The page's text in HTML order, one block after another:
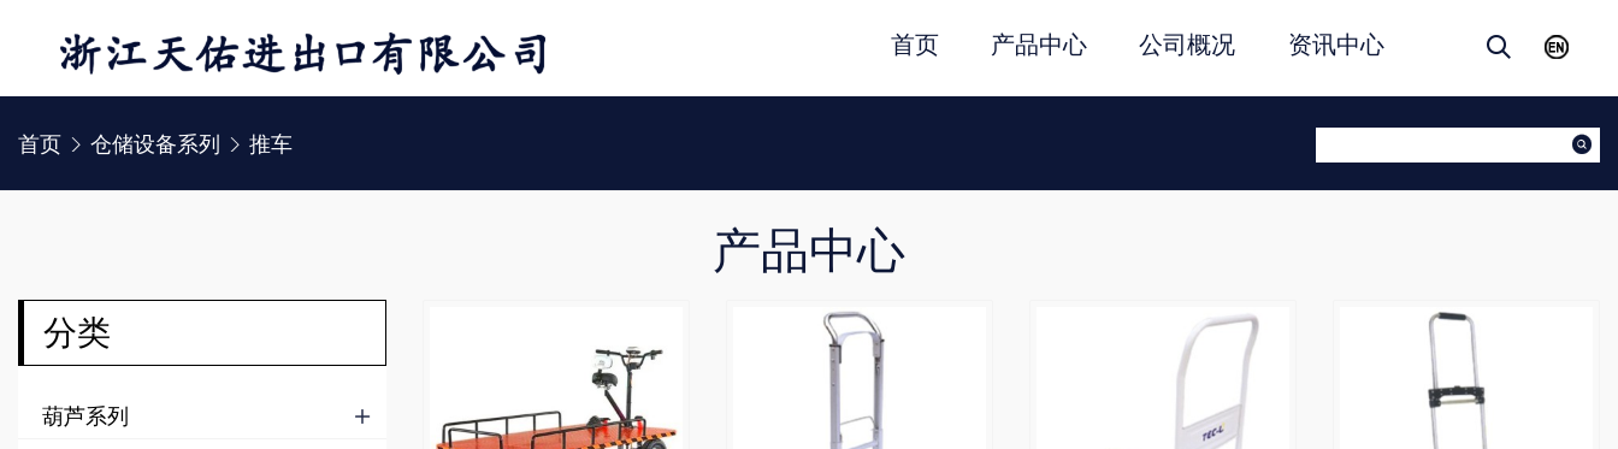
首页 产品中心 公司概况 资讯中心
首页  仓储设备系列  推车 
产品中心
分类
葫芦系列 